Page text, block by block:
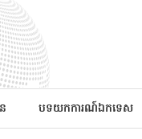
បទយកការណ៍ឯកទេស